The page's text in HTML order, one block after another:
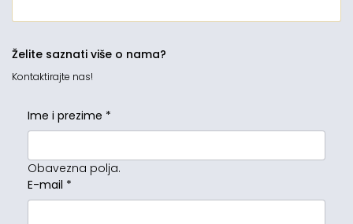
Želite saznati više o nama?
Kontaktirajte nas!
Ime i prezime *
Obavezna polja.
E-mail *